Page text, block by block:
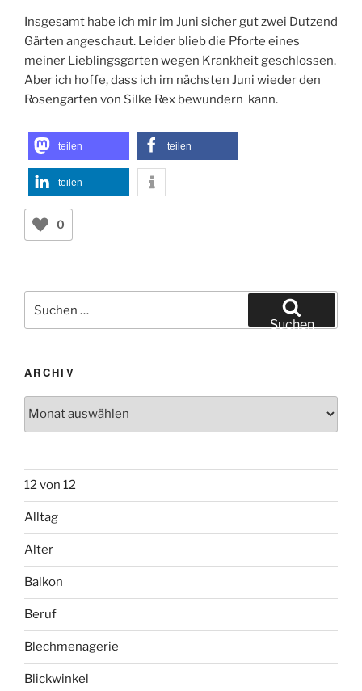
Insgesamt habe ich mir im Juni sicher gut zwei Dutzend
Gärten angeschaut. Leider blieb die Pforte eines
meiner Lieblingsgarten wegen Krankheit geschlossen.
Aber ich hoffe, dass ich im nächsten Juni wieder den
Rosengarten von Silke Rex bewundern kann.
teilen teilen
teilen
0
nach:
Suchen
ARCHIV
Archiv
12 von 12
Alltag
Alter
Balkon
Beruf
Blechmenagerie
Blickwinkel